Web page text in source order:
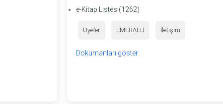
e-Kitap Listesi(1262)
Üyeler EMERALD İletişim
Dokümanları göster